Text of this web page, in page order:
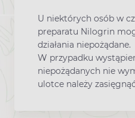
U niektórych osób w
preparatu Nilogrin
działania niepożądane.
W przypadku
niepożądanych nie
ulotce należy